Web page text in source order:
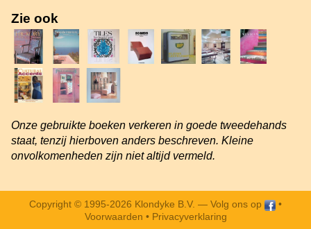
Zie ook
Onze gebruikte boeken verkeren in goede tweedehands
staat, tenzij hierboven anders beschreven. Kleine
onvolkomenheden zijn niet altijd vermeld.
Copyright © 1995-2026 Klondyke B.V. — Volg ons op
•
Voorwaarden • Privacyverklaring